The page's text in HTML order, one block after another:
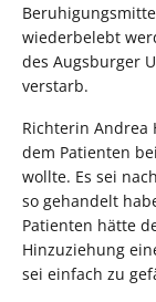
wiederbelebt
des Augsburger
verstarb.
Richterin Andrea
dem Patienten
wollte. Es sei
so gehandelt
Patienten hätte
Hinzuziehung
sei einfach zu